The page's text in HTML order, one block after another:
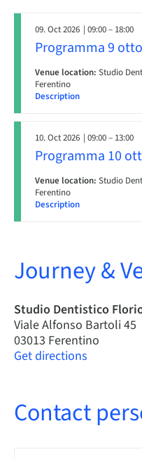
09. Oct 2026 | 09:00 – 18:00
Programma 9
Venue location: Studio
Ferentino
Description
10. Oct 2026 | 09:00 – 13:00
Programma 10
Venue location: Studio
Ferentino
Description
Journey &
Studio Dentistico
Viale Alfonso Bartoli 45
03013 Ferentino
Get directions
Contact